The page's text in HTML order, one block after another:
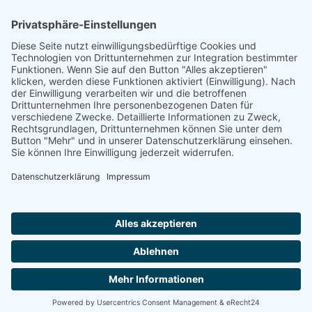
Footer
Cookie-Einstellungen Datenschutz
Impressum
intern
by